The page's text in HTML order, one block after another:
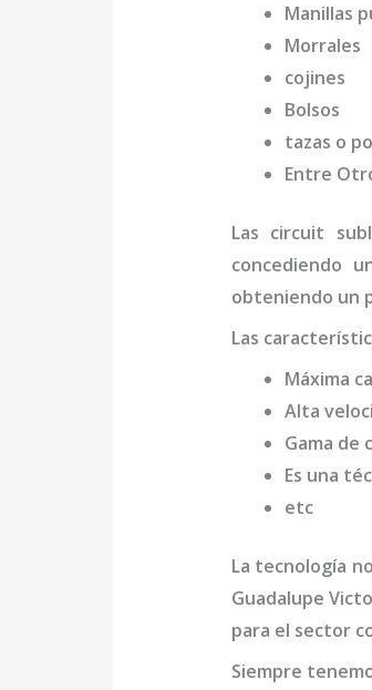
Manillas
Morrales
cojines
Bolsos
tazas o
Entre
Las circuit
concediendo
obteniendo un
Las
Máxima
Alta
Gama de
Es una
etc
La tecnología
Guadalupe
para el sector
Siempre